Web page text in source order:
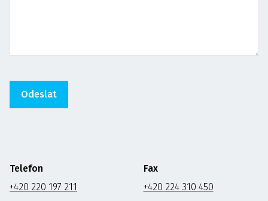
Telefon
+420 220 197 211
Fax
+420 224 310 450